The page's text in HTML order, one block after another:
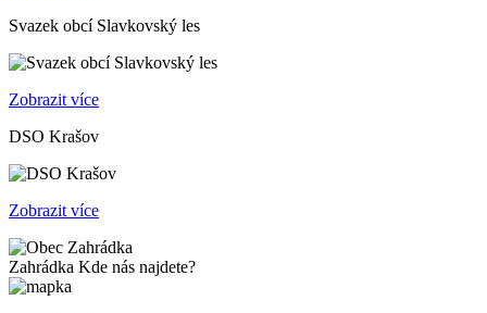
Svazek obcí Slavkovský les
Zobrazit více
DSO Krašov
Zobrazit více
Zahrádka Kde nás najdete?